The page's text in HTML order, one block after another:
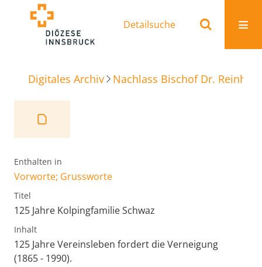
Detailsuche
Digitales Archiv Nachlass Bischof Dr.
Enthalten in
Vorworte; Grussworte
Titel
125 Jahre Kolpingfamilie Schwaz
Inhalt
125 Jahre Vereinsleben fordert die Verneigung
(1865 - 1990).